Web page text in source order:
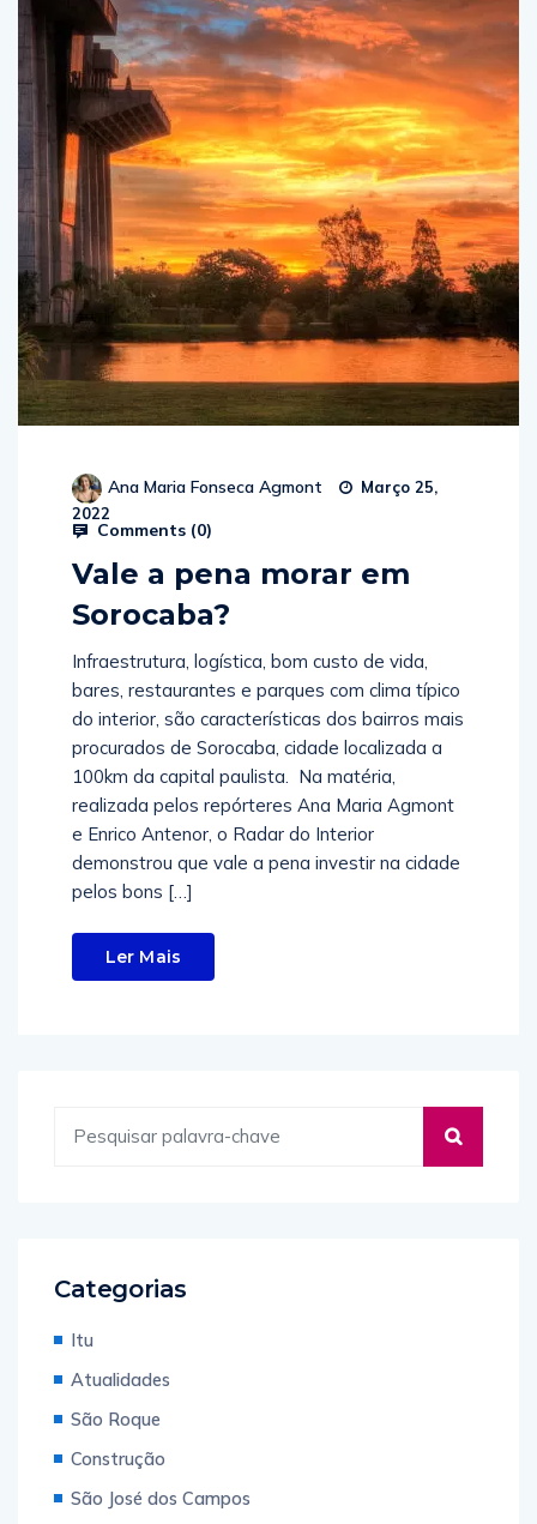
Ana Maria Fonseca Agmont
Março 25,
2022
Comments (0)
Vale a pena morar em
Sorocaba?
Infraestrutura, logística, bom custo de vida,
bares, restaurantes e parques com clima típico
do interior, são características dos bairros mais
procurados de Sorocaba, cidade localizada a
100km da capital paulista. Na matéria,
realizada pelos repórteres Ana Maria Agmont
e Enrico Antenor, o Radar do Interior
demonstrou que vale a pena investir na cidade
pelos bons […]
Ler Mais
Categorias
Itu
Atualidades
São Roque
Construção
São José dos Campos